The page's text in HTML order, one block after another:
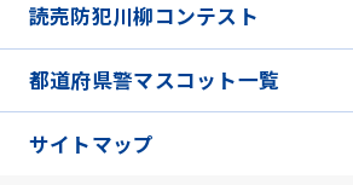
読売防犯川柳コンテスト
都道府県警マスコット一覧
サイトマップ